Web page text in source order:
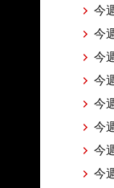
今
今
今
今
今
今
今
今